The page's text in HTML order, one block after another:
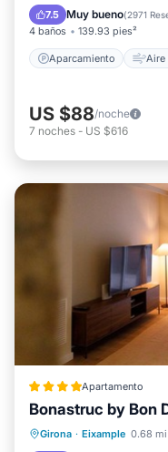
7.5 Muy bueno(2971
4 baños 139.93 pies²
Aparcamiento Aire
Internet
US $88/noche
7 noches - US $616
Apartamento
Bonastruc by Bon
Girona · Eixample 0.68
Balcón/Terraza